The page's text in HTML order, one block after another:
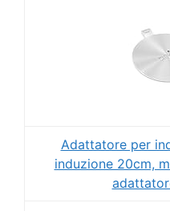
Adattatore per
induzione 20cm,